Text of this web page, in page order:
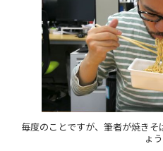
毎度のことですが、筆者が焼き
ょ